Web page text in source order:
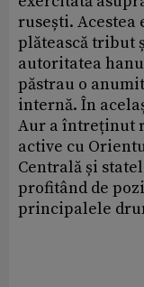
rusești. Acestea
plătească tribut
autoritatea
păstrau o
internă. În
Aur a întreținut
active cu
Centrală și
profitând de
principalele